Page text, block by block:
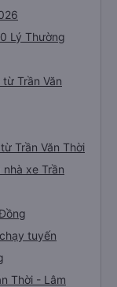
Lý Thường
Trần Văn
Trần Văn Thời
xe Trần
tuyến
Thời - Lâm